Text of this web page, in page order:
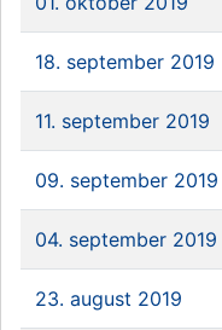
18. september 2019
11. september 2019
09. september 2019
04. september 2019
23. august 2019